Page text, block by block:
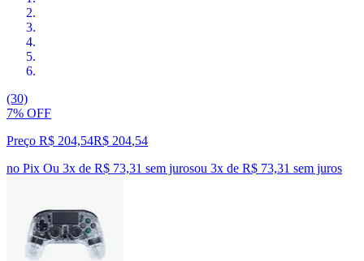
(30)
7% OFF
Preço R$ 204,54R$ 204,54
no Pix Ou 3x de R$ 73,31 sem jurosou 3x de R$ 73,31 sem juros